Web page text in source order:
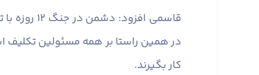
قاسمی
در همین راستا بر همه مسئولین
کار بگیرند.